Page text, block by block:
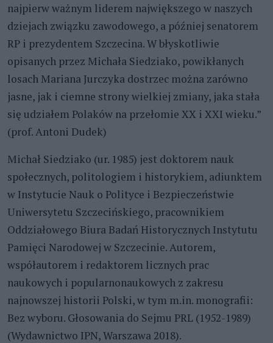
najpierw ważnym liderem największego w naszych
dziejach związku zawodowego, a później senatorem
RP i prezydentem Szczecina. W błyskotliwie
opisanych przez Michała Siedziako, powikłanych
losach Mariana Jurczyka dostrzec można zarówno
jasne, jak i ciemne strony wielkiej zmiany, jaka stała
się udziałem Polaków na przełomie XX i XXI wieku.”
(prof. Antoni Dudek)
Michał Siedziako (ur. 1985) jest doktorem nauk
społecznych, politologiem i historykiem, adiunktem
w Instytucie Nauk o Polityce i Bezpieczeństwie
Uniwersytetu Szczecińskiego, pracownikiem
Oddziałowego Biura Badań Historycznych Instytutu
Pamięci Narodowej w Szczecinie. Autorem,
współautorem i redaktorem licznych prac
naukowych i popularnonaukowych z zakresu
najnowszej historii Polski, w tym m.in. monografii:
Bez wyboru. Głosowania do Sejmu PRL (1952-1989)
(Wydawnictwo IPN, Warszawa 2018).